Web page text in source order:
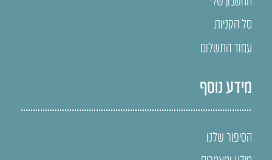
סל הקניות
עמוד התשלום
מידע נוסף
הסיפור שלנו